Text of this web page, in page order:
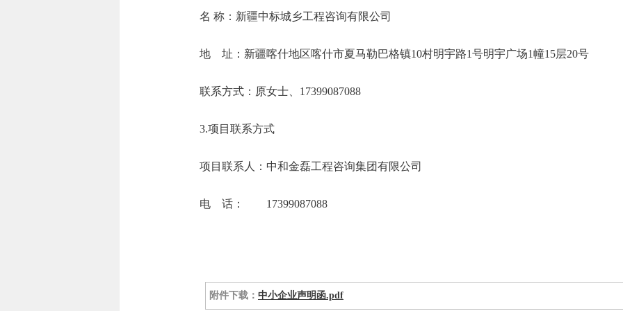
名 称：新疆中标城乡工程咨询有限公司
地 址：新疆喀什地区喀什市夏马勒巴格镇10村明宇路1号明宇广
联系方式：原女士、17399087088
3.项目联系方式
项目联系人：中和金磊工程咨询集团有限公司
电 话： 17399087088
附件下载： 中小企业声明函.pdf